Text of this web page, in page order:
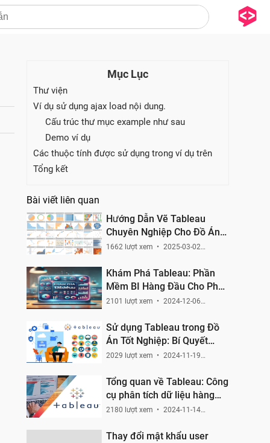
Mục Lục
Thư viện
Ví dụ sử dụng ajax load nội dung.
Cấu trúc thư mục example như sau
Demo ví dụ
Các thuộc tính được sử dụng trong ví dụ trên
Tổng kết
Bài viết liên quan
Hướng Dẫn Vẽ Tableau
Chuyên Nghiệp Cho Đồ Án
Tốt Nghiệp
1662 lượt xem
2025-03-02
Khám Phá Tableau: Phần
Mềm BI Hàng Đầu Cho Phân
Tích Dữ Liệu và Trực Quan
2101 lượt xem
2024-12-06
Sử dụng Tableau trong Đồ
Án Tốt Nghiệp: Bí Quyết
Thành Công
2029 lượt xem
2024-11-19
Tổng quan về Tableau: Công
cụ phân tích dữ liệu hàng
đầu cho đồ án CNTT
2180 lượt xem
2024-11-14
Thay đổi mật khẩu user